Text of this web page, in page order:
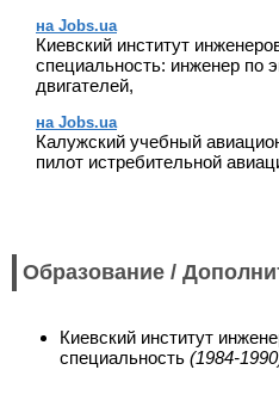
на Jobs.ua
Киевский институт
специальность: инженер по
двигателей,
на Jobs.ua
Калужский учебный
пилот истребительной
Образование /
Киевский институт
специальность (1984-